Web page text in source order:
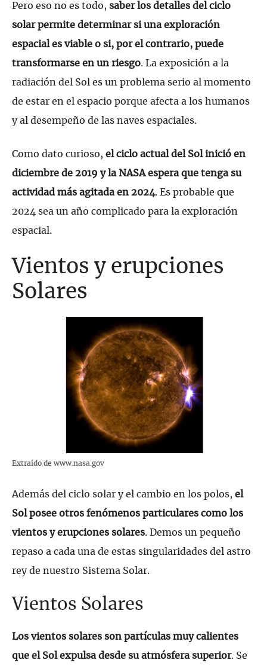
Pero eso no es todo, saber los detalles del ciclo
solar permite determinar si una exploración
espacial es viable o si, por el contrario, puede
transformarse en un riesgo. La exposición a la
radiación del Sol es un problema serio al momento
de estar en el espacio porque afecta a los humanos
y al desempeño de las naves espaciales.
Como dato curioso, el ciclo actual del Sol inició en
diciembre de 2019 y la NASA espera que tenga su
actividad más agitada en 2024. Es probable que
2024 sea un año complicado para la exploración
espacial.
Vientos y erupciones
Solares
Extraído de www.nasa.gov
Además del ciclo solar y el cambio en los polos, el
Sol posee otros fenómenos particulares como los
vientos y erupciones solares. Demos un pequeño
repaso a cada una de estas singularidades del astro
rey de nuestro Sistema Solar.
Vientos Solares
Los vientos solares son partículas muy calientes
que el Sol expulsa desde su atmósfera superior. Se